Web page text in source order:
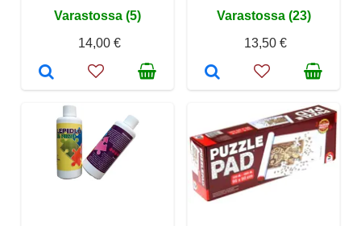
Varastossa (5)
14,00 €
Varastossa (23)
13,50 €